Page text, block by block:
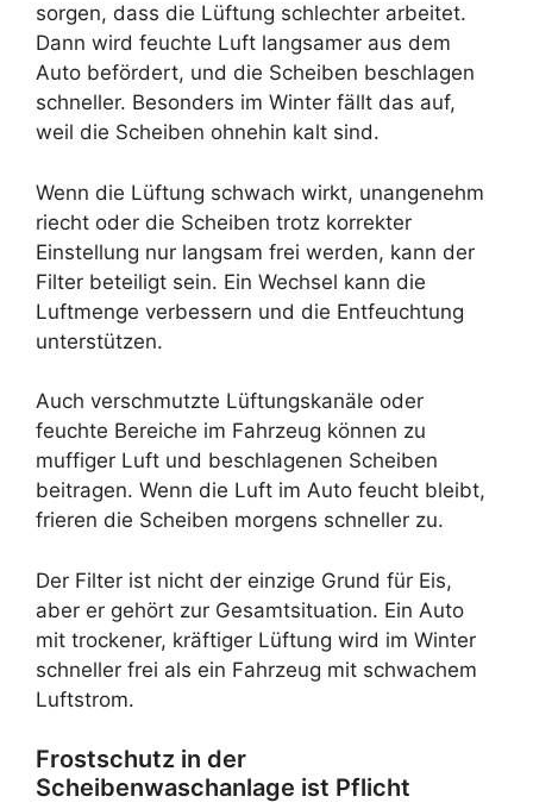
sorgen, dass die Lüftung schlechter arbeitet.
Dann wird feuchte Luft langsamer aus dem
Auto befördert, und die Scheiben beschlagen
schneller. Besonders im Winter fällt das auf,
weil die Scheiben ohnehin kalt sind.
Wenn die Lüftung schwach wirkt, unangenehm
riecht oder die Scheiben trotz korrekter
Einstellung nur langsam frei werden, kann der
Filter beteiligt sein. Ein Wechsel kann die
Luftmenge verbessern und die Entfeuchtung
unterstützen.
Auch verschmutzte Lüftungskanäle oder
feuchte Bereiche im Fahrzeug können zu
muffiger Luft und beschlagenen Scheiben
beitragen. Wenn die Luft im Auto feucht bleibt,
frieren die Scheiben morgens schneller zu.
Der Filter ist nicht der einzige Grund für Eis,
aber er gehört zur Gesamtsituation. Ein Auto
mit trockener, kräftiger Lüftung wird im Winter
schneller frei als ein Fahrzeug mit schwachem
Luftstrom.
Frostschutz in der
Scheibenwaschanlage ist Pflicht